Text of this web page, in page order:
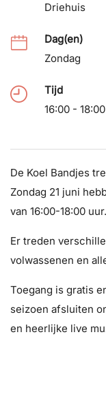
Driehuis
Dag(en)
Zondag
Tijd
16:00 - 18:00
De Koel Bandjes
Zondag 21 juni
van 16:00-18:00 uur.
Er treden
volwassenen en
Toegang is gratis
seizoen afsluiten
en heerlijke live